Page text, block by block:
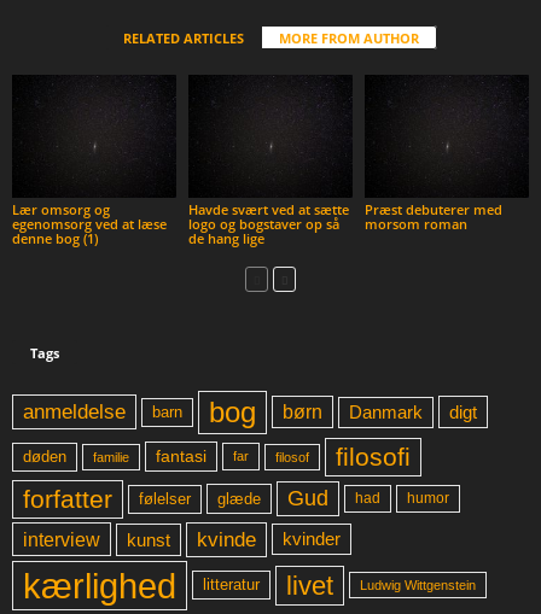
RELATED ARTICLES MORE FROM AUTHOR
Lær omsorg og
egenomsorg ved at læse
denne bog (1)
Havde svært ved at sætte
logo og bogstaver op så
de hang lige
Præst debuterer med
morsom roman
Tags
anmeldelse barn bog børn Danmark digt
døden familie fantasi far filosof
filosofi
forfatter
følelser glæde Gud had humor
interview kunst kvinde kvinder
kærlighed litteratur livet Ludwig Wittgenstein